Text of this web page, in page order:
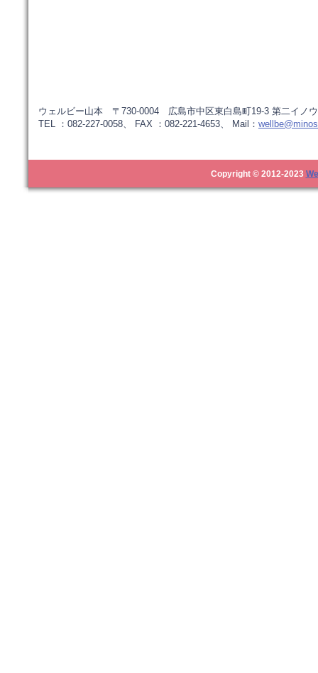
ウェルビー山本 〒730-0004 広島市中区東白島町19-3 第二イノ
TEL ：082-227-0058、 FAX ：082-221-4653、 Mail：
Copyright © 2012-2023